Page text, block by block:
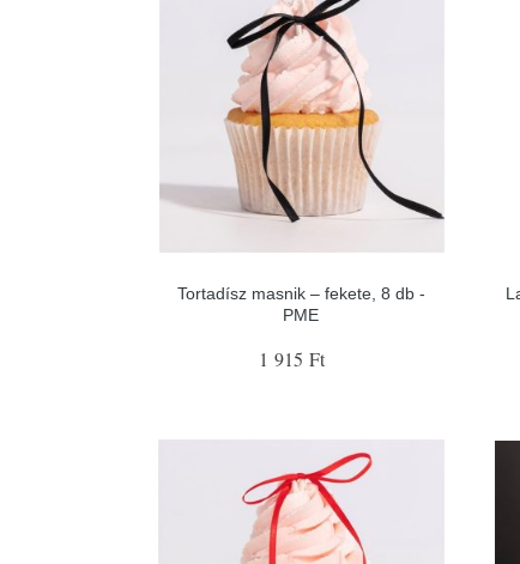
Tortadísz masnik – fekete, 8 db -
PME
1 915 Ft